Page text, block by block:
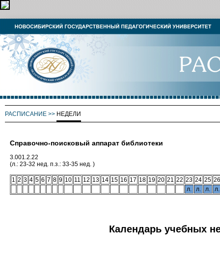
РАСПИСАНИЕ >> НЕДЕЛИ
Справочно-поисковый аппарат библиотеки
3.001.2.22
(л.: 23-32 нед. п.з.: 33-35 нед. )
1 2 3 4 5 6 7 8 9 10 11 12 13 14 15 16 17 18 19 20 21 22 23 24 25 26
л.
л. л. л.
Календарь учебных